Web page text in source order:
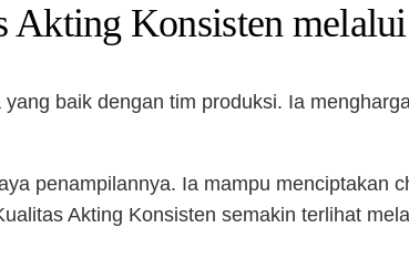
Akting Konsisten
baik dengan tim produksi. Ia
penampilannya. Ia mampu menciptakan
Akting Konsisten semakin terlihat